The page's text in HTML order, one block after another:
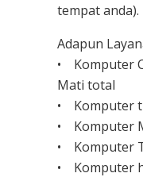
tempat anda).
Adapun
• Komputer
Mati total
• Komputer
• Komputer
• Komputer
• Komputer